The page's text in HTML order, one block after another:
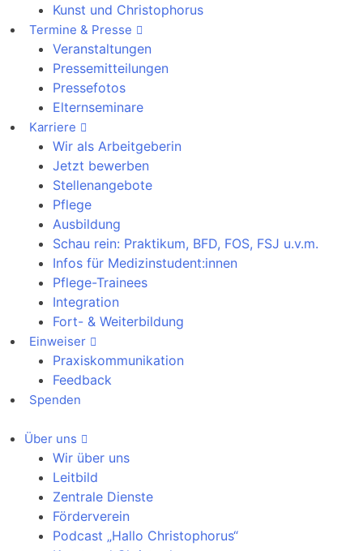
Kunst und Christophorus
Termine & Presse
Veranstaltungen
Pressemitteilungen
Pressefotos
Elternseminare
Karriere
Wir als Arbeitgeberin
Jetzt bewerben
Stellenangebote
Pflege
Ausbildung
Schau rein: Praktikum, BFD, FOS, FSJ u.v.m.
Infos für Medizinstudent:innen
Pflege-Trainees
Integration
Fort- & Weiterbildung
Einweiser
Praxiskommunikation
Feedback
Spenden
Über uns
Wir über uns
Leitbild
Zentrale Dienste
Förderverein
Podcast „Hallo Christophorus“